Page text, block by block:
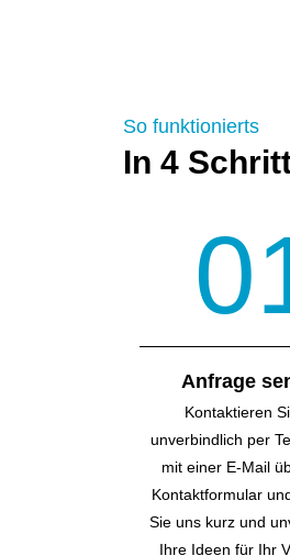
So funktionierts
In 4
Anfrage
Kontaktieren
unverbindlich per
mit einer E-Mail
Kontakt­formular
Sie uns kurz und
Ihre Ideen für Ihr